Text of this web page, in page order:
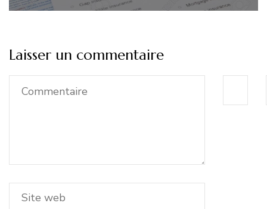
Laisser un commentaire